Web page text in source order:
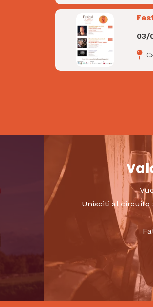
03/
Unisciti al circuito